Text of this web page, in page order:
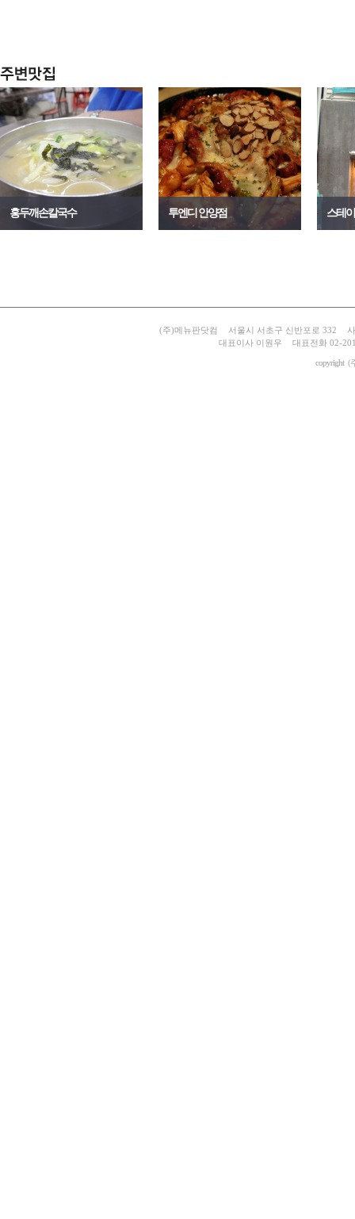
홍두깨손칼국수 투엔디 안양점 스테
(주)메뉴판닷컴 서울시 서초구 신반포로 332
대표이사 이원우
대표전화 02-
copyright (